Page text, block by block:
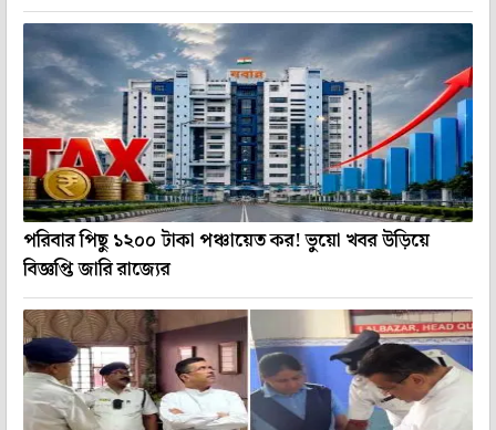
পরিবার পিছু ১২০০ টাকা পঞ্চায়েত কর! ভুয়ো খবর উড়িয়ে
বিজ্ঞপ্তি জারি রাজ্যের